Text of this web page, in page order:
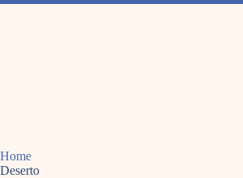
Pular
Home
Deserto